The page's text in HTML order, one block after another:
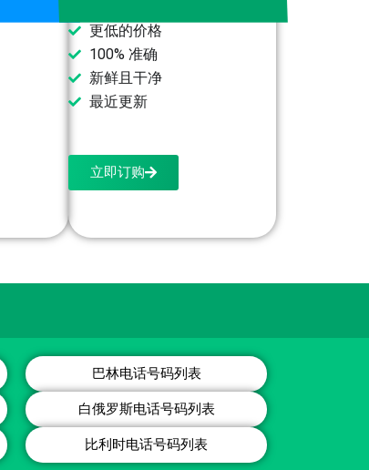
更低的价格
100% 准确
新鲜且干净
最近更新
立即订购
巴林电话号码列表
白俄罗斯电话号码列表
比利时电话号码列表